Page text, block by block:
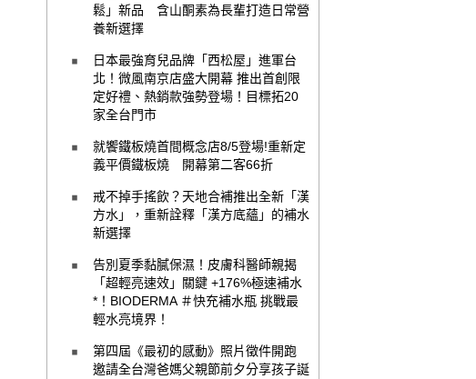
鬆」新品 含山酮素為長輩打造日常營
養新選擇
日本最強育兒品牌「西松屋」進軍台
北！微風南京店盛大開幕 推出首創限
定好禮、熱銷款強勢登場！目標拓20
家全台門市
就饗鐵板燒首間概念店8/5登場!重新定
義平價鐵板燒 開幕第二客66折
戒不掉手搖飲？天地合補推出全新「漢
方水」，重新詮釋「漢方底蘊」的補水
新選擇
告別夏季黏膩保濕！皮膚科醫師親揭
「超輕亮速效」關鍵 +176%極速補水
*！BIODERMA ＃快充補水瓶 挑戰最
輕水亮境界！
第四屆《最初的感動》照片徵件開跑
邀請全台灣爸媽父親節前夕分享孩子誕